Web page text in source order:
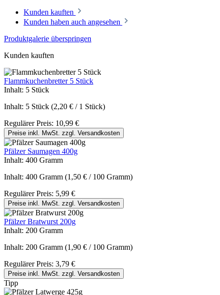
Kunden kauften
Kunden haben auch angesehen
Produktgalerie überspringen
Kunden kauften
Flammkuchenbretter 5 Stück
Inhalt: 5 Stück
Inhalt: 5 Stück (2,20 € / 1 Stück)
Regulärer Preis: 10,99 €
Preise inkl. MwSt. zzgl. Versandkosten
Pfälzer Saumagen 400g
Inhalt: 400 Gramm
Inhalt: 400 Gramm (1,50 € / 100 Gramm)
Regulärer Preis: 5,99 €
Preise inkl. MwSt. zzgl. Versandkosten
Pfälzer Bratwurst 200g
Inhalt: 200 Gramm
Inhalt: 200 Gramm (1,90 € / 100 Gramm)
Regulärer Preis: 3,79 €
Preise inkl. MwSt. zzgl. Versandkosten
Tipp